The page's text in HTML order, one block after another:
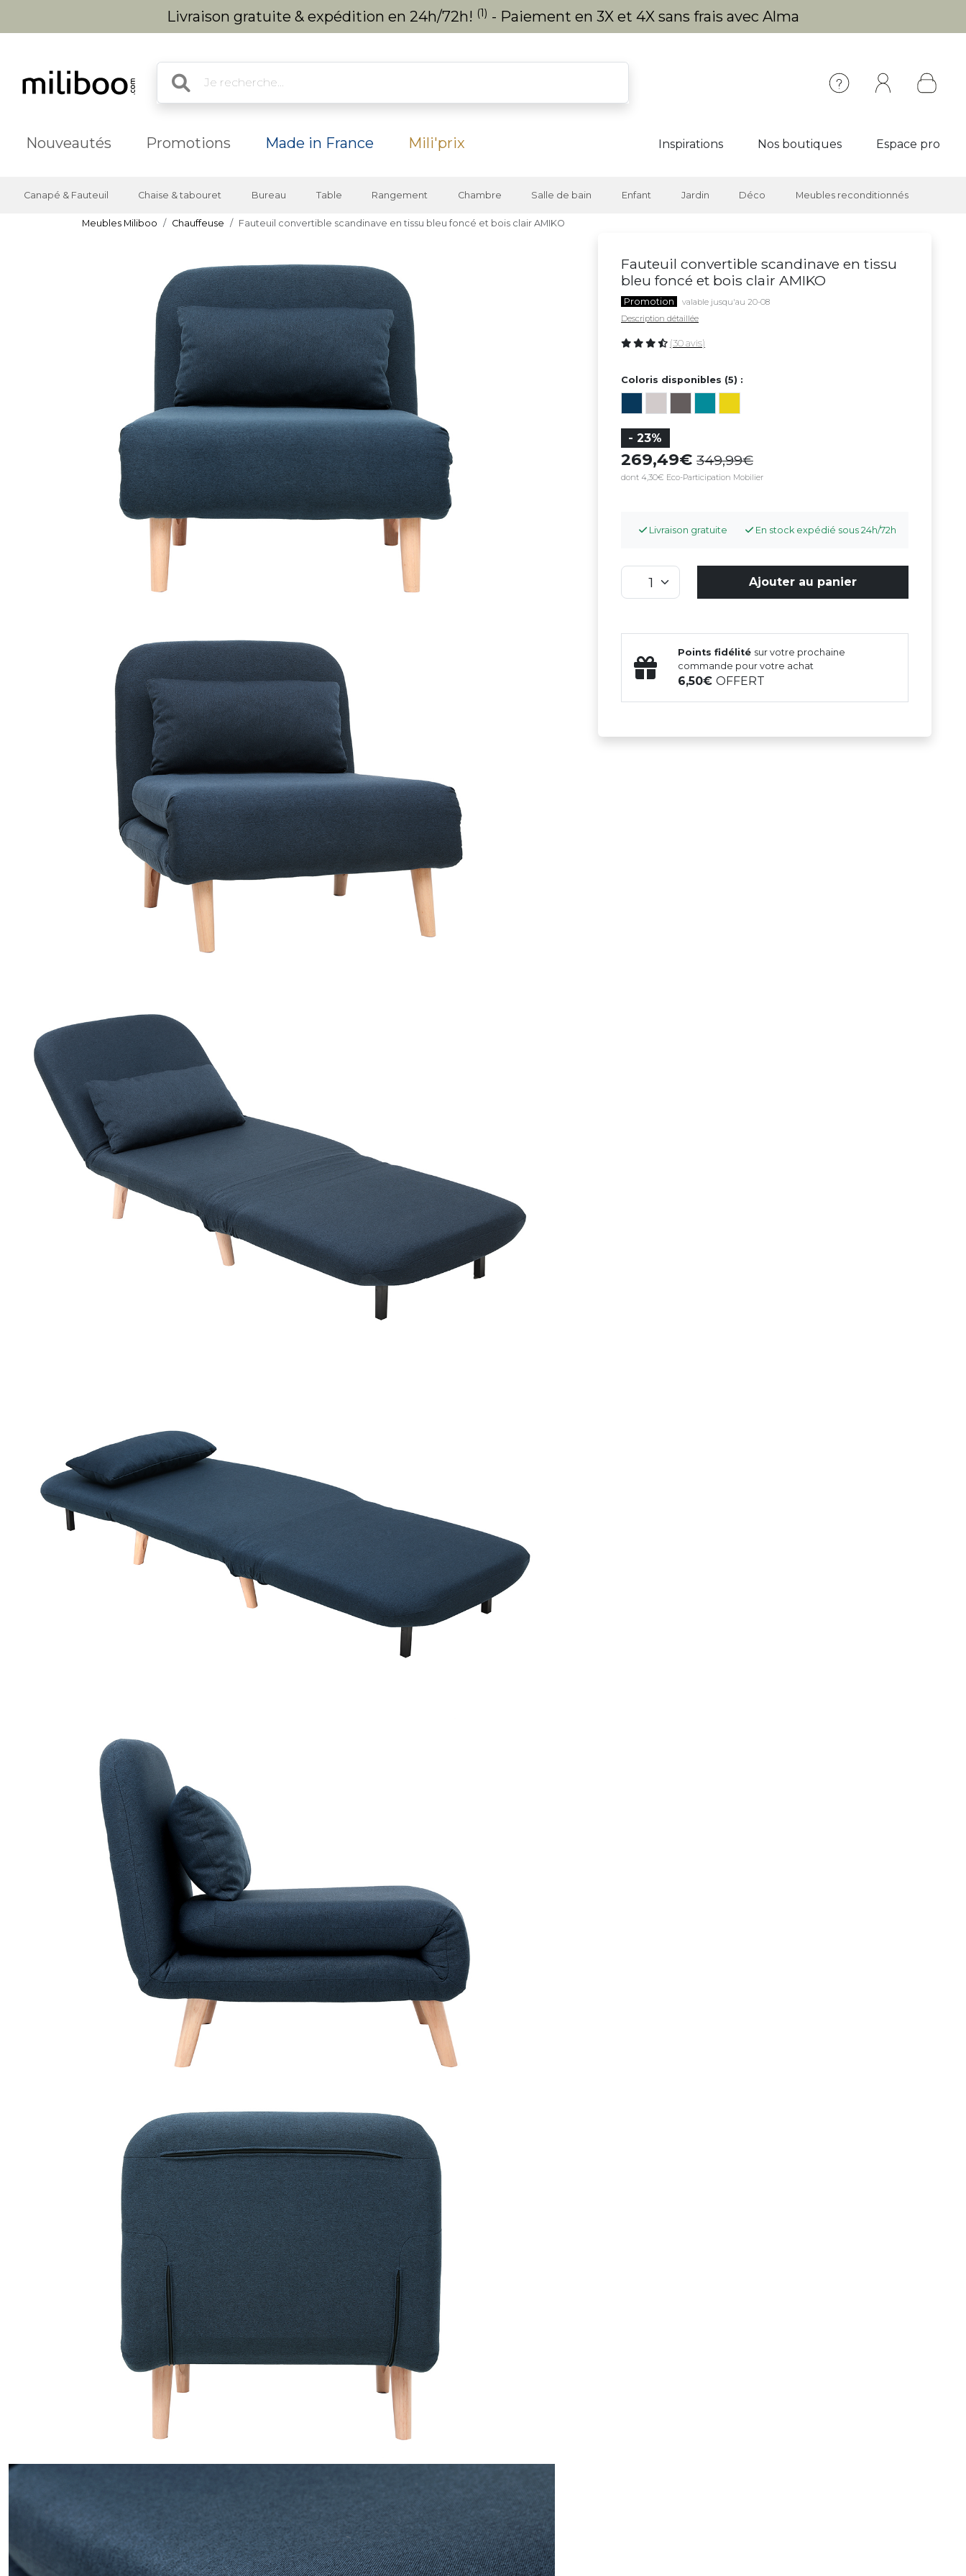
Livraison gratuite & expédition en 24h/72h! (1) - Paiement en 3X et 4X sans frais avec Alma
Nouveautés Promotions Made in France Mili'prix Inspirations Nos boutiques Espace pro
Canapé & Fauteuil Chaise & tabouret Bureau Table Rangement Chambre Salle de bain Enfant Jardin Déco Meubles reconditionnés
Meubles Miliboo Chauffeuse Fauteuil convertible scandinave en tissu bleu foncé et bois clair AMIKO
Fauteuil convertible scandinave en tissu
bleu foncé et bois clair AMIKO
Promotion
valable jusqu'au 20-08
Description détaillée
(30 avis)
Coloris disponibles (5) :
- 23%
269,49 349,99
dont 4,30€ Eco-Participation Mobilier
Livraison gratuite En stock expédié sous 24h/72h
Ajouter au panier
Points fidélité sur votre prochaine
commande pour votre achat
6,50OFFERT